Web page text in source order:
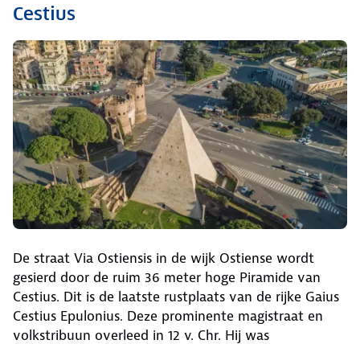
Cestius
De straat Via Ostiensis in de wijk Ostiense wordt
gesierd door de ruim 36 meter hoge Piramide van
Cestius. Dit is de laatste rustplaats van de rijke Gaius
Cestius Epulonius. Deze prominente magistraat en
volkstribuun overleed in 12 v. Chr. Hij was